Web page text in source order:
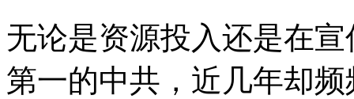
无论是资源投入还是在
第一的中共，近几年却